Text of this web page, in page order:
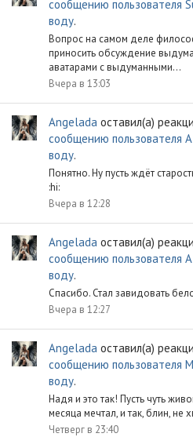
сообщению пользователя
воду.
Вопрос на самом деле
приносить обсуждение
аватарами с выдуманными...
Вчера в 13:03
Angelada оставил(а)
сообщению пользователя
воду.
Понятно. Ну пусть ждёт
:hi:
Вчера в 12:28
Angelada оставил(а)
сообщению пользователя
воду.
Спасибо. Стал завидовать
Вчера в 12:27
Angelada оставил(а)
сообщению пользователя
воду.
Надя и это так! Пусть чуть
месяца мечтал, и так, блин, не
Четверг в 23:40